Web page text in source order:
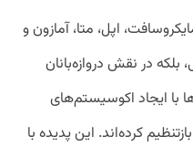
اپل، متا، آمازون و
در نقش دروازه‌بانان
با ایجاد اکوسیستم‌های
کرده‌اند. این پدیده با